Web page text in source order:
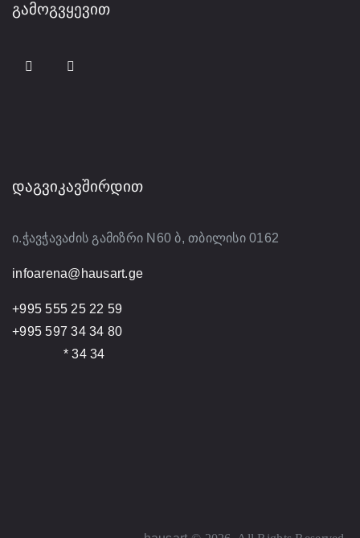
ᲒᲐᲛᲝᲒᲕᲧᲔᲕᲘᲗ
ᲓᲐᲒᲕᲘᲙᲐᲕᲨᲘᲠᲓᲘᲗ
ი.ჭავჭავაძის გამიზრი N60 ბ, თბილისი 0162
infoarena@hausart.ge
+995 555 25 22 59
+995 597 34 34 80
* 34 34